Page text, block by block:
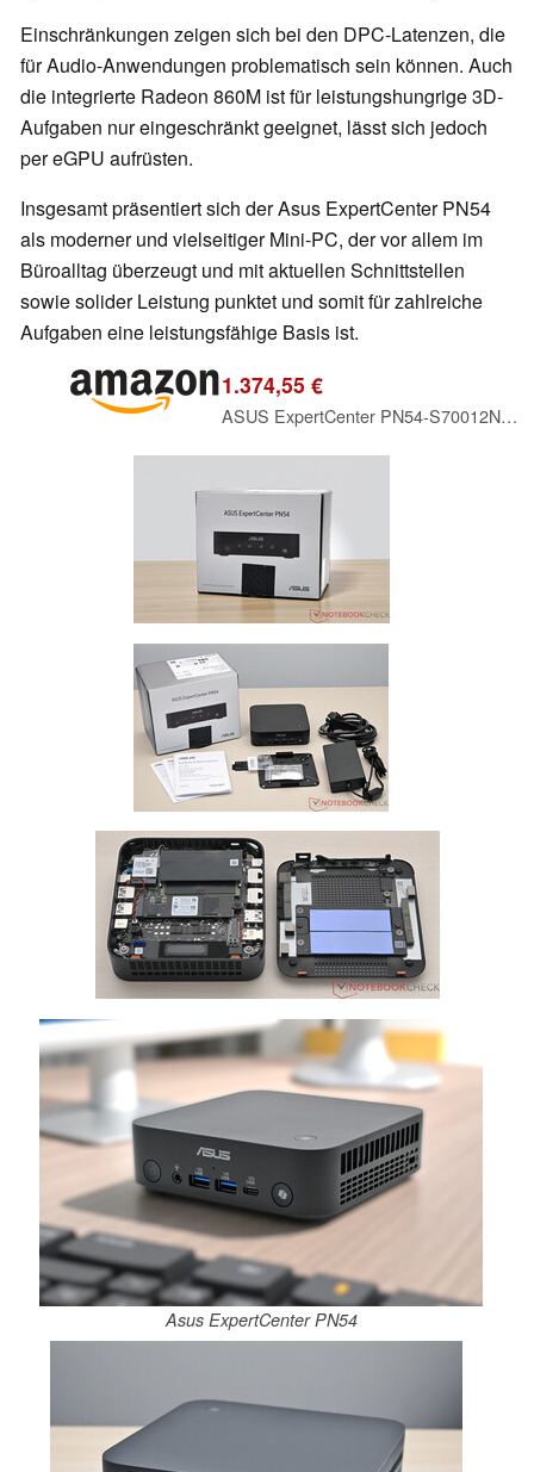
Einschränkungen zeigen sich bei den DPC-Latenzen, die
für Audio-Anwendungen problematisch sein können. Auch
die integrierte Radeon 860M ist für leistungshungrige 3D-
Aufgaben nur eingeschränkt geeignet, lässt sich jedoch
per eGPU aufrüsten.
Insgesamt präsentiert sich der Asus ExpertCenter PN54
als moderner und vielseitiger Mini-PC, der vor allem im
Büroalltag überzeugt und mit aktuellen Schnittstellen
sowie solider Leistung punktet und somit für zahlreiche
Aufgaben eine leistungsfähige Basis ist.
1.374,55 €
ASUS ExpertCenter PN54-S70012NN Mini PC
Asus ExpertCenter PN54